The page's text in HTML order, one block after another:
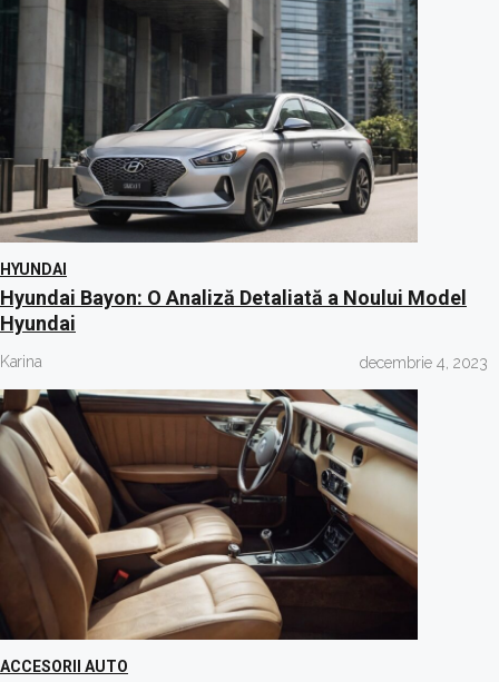
HYUNDAI
Hyundai Bayon: O Analiză Detaliată a Noului Model
Hyundai
Karina decembrie 4, 2023
ACCESORII AUTO